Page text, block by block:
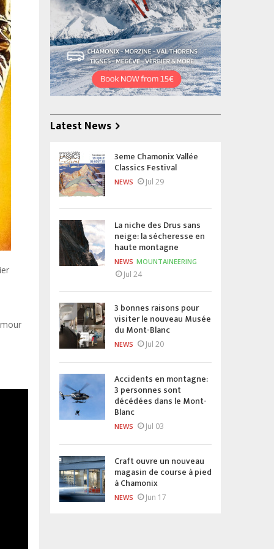
Latest News
3eme Chamonix Vallée
Classics Festival
NEWS Jul 29
La niche des Drus sans
neige: la sécheresse en
haute montagne
NEWS MOUNTAINEERING
Jul 24
3 bonnes raisons pour
visiter le nouveau Musée
du Mont-Blanc
NEWS Jul 20
Accidents en montagne:
3 personnes sont
décédées dans le Mont-
Blanc
NEWS Jul 03
Craft ouvre un nouveau
magasin de course à pied
à Chamonix
NEWS Jun 17